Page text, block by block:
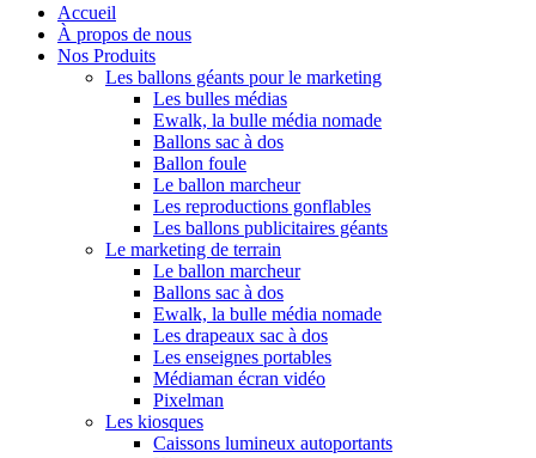
Accueil
À propos de nous
Nos Produits
Les ballons géants pour le marketing
Les bulles médias
Ewalk, la bulle média nomade
Ballons sac à dos
Ballon foule
Le ballon marcheur
Les reproductions gonflables
Les ballons publicitaires géants
Le marketing de terrain
Le ballon marcheur
Ballons sac à dos
Ewalk, la bulle média nomade
Les drapeaux sac à dos
Les enseignes portables
Médiaman écran vidéo
Pixelman
Les kiosques
Caissons lumineux autoportants